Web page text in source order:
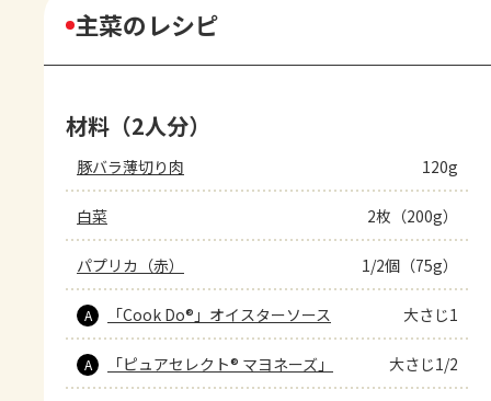
主菜のレシピ
材料（2人分）
豚バラ薄切り肉 120g
白菜 2枚（200g）
パプリカ（赤） 1/2個（75g）
A 「Cook Do®」オイスターソース 大さじ1
A 「ピュアセレクト® マヨネーズ」 大さじ1/2